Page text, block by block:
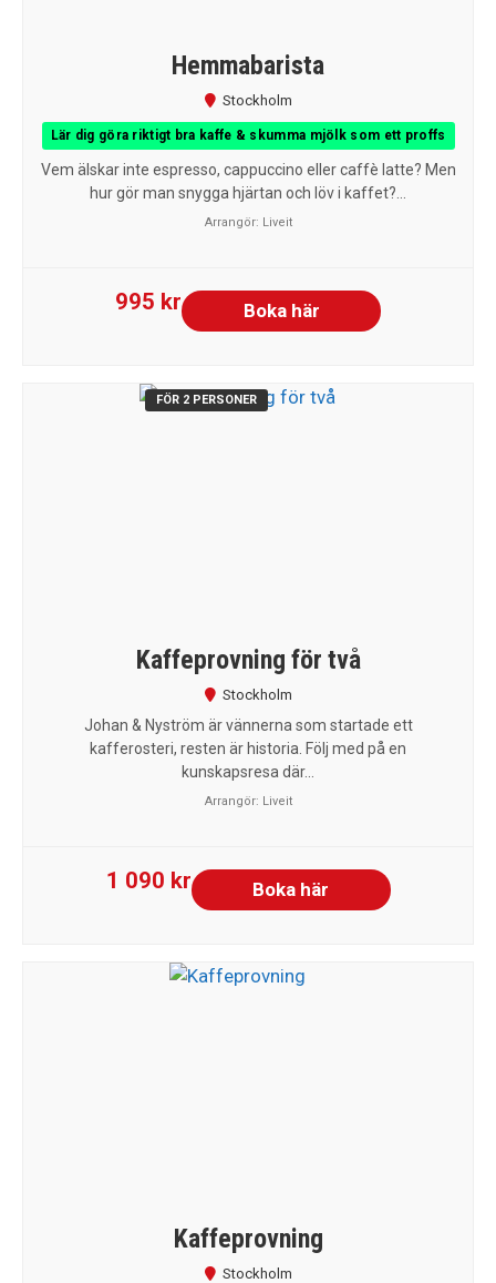
Hemmabarista
Stockholm
Lär dig göra riktigt bra kaffe & skumma mjölk som ett proffs
Vem älskar inte espresso, cappuccino eller caffè latte? Men
hur gör man snygga hjärtan och löv i kaffet?...
Arrangör: Liveit
995 kr Boka här
FÖR 2 PERSONER
Kaffeprovning för två
Stockholm
Johan & Nyström är vännerna som startade ett
kafferosteri, resten är historia. Följ med på en
kunskapsresa där...
Arrangör: Liveit
1 090 kr Boka här
Kaffeprovning
Stockholm